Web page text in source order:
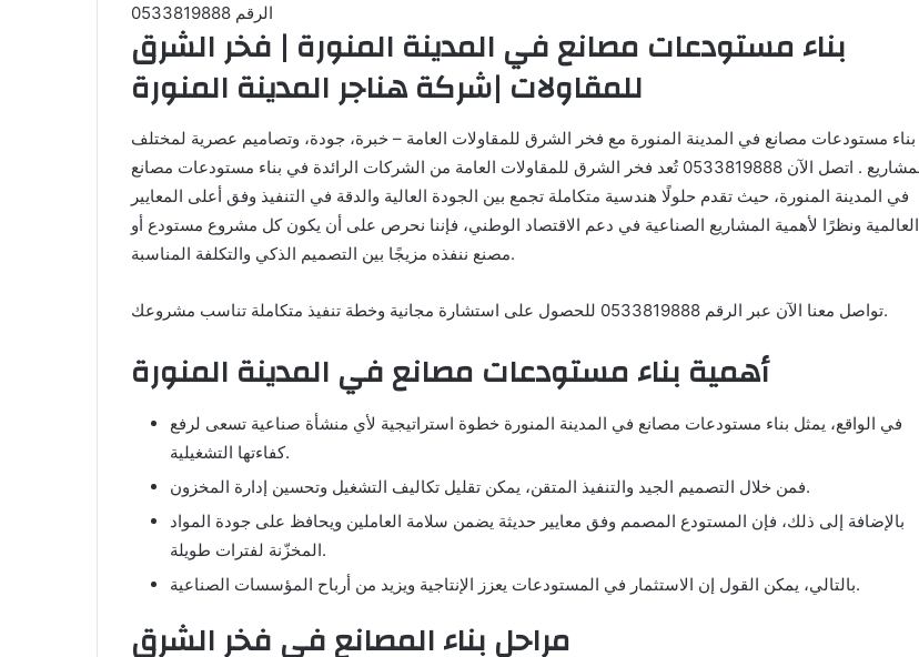
الرقم 0533819888
بناء مستودعات مصانع في المدينة المنورة | فخر الشرق
للمقاولات |شركة هناجر المدينة المنورة
بناء مستودعات مصانع في المدينة المنورة مع فخر الشرق للمقاولات العامة – خبرة، جودة، وتصاميم عصرية لمختلف
المشاريع . اتصل الآن 0533819888 تُعد فخر الشرق للمقاولات العامة من الشركات الرائدة في بناء مستودعات مصانع
في المدينة المنورة، حيث تقدم حلولًا هندسية متكاملة تجمع بين الجودة العالية والدقة في التنفيذ وفق أعلى المعايير
العالمية ونظرًا لأهمية المشاريع الصناعية في دعم الاقتصاد الوطني، فإننا نحرص على أن يكون كل مشروع مستودع أو
مصنع ننفذه مزيجًا بين التصميم الذكي والتكلفة المناسبة.
تواصل معنا الآن عبر الرقم 0533819888 للحصول على استشارة مجانية وخطة تنفيذ متكاملة تناسب مشروعك.
أهمية بناء مستودعات مصانع في المدينة المنورة
في الواقع، يمثل بناء مستودعات مصانع في المدينة المنورة خطوة استراتيجية لأي منشأة صناعية تسعى لرفع
كفاءتها التشغيلية.
فمن خلال التصميم الجيد والتنفيذ المتقن، يمكن تقليل تكاليف التشغيل وتحسين إدارة المخزون.
بالإضافة إلى ذلك، فإن المستودع المصمم وفق معايير حديثة يضمن سلامة العاملين ويحافظ على جودة المواد
المخزّنة لفترات طويلة.
بالتالي، يمكن القول إن الاستثمار في المستودعات يعزز الإنتاجية ويزيد من أرباح المؤسسات الصناعية.
مراحل بناء المصانع في فخر الشرق